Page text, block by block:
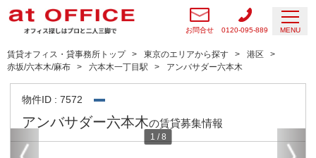
お問合せ 0120-095-889 MENU
賃貸オフィス・貸事務所トップ 東京のエリアから探す
港区
赤坂/六本木/麻布
六本木一丁目駅 アンバサダー六本木
物件ID : 7572
アンバサダー六本木の賃貸募集情報
1 /8